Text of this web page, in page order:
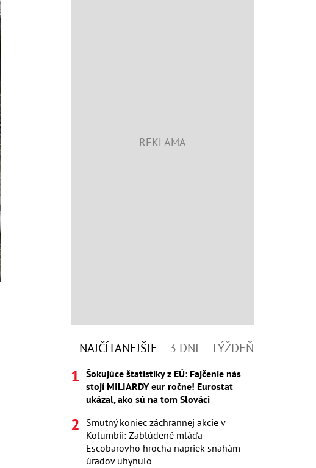
NAJČÍTANEJŠIE 3 DNI TÝŽDEŇ
Šokujúce štatistiky z EÚ: Fajčenie nás
stojí MILIARDY eur ročne! Eurostat
ukázal, ako sú na tom Slováci
Smutný koniec záchrannej akcie v
Kolumbii: Zablúdené mláďa
Escobarovho hrocha napriek snahám
úradov uhynulo